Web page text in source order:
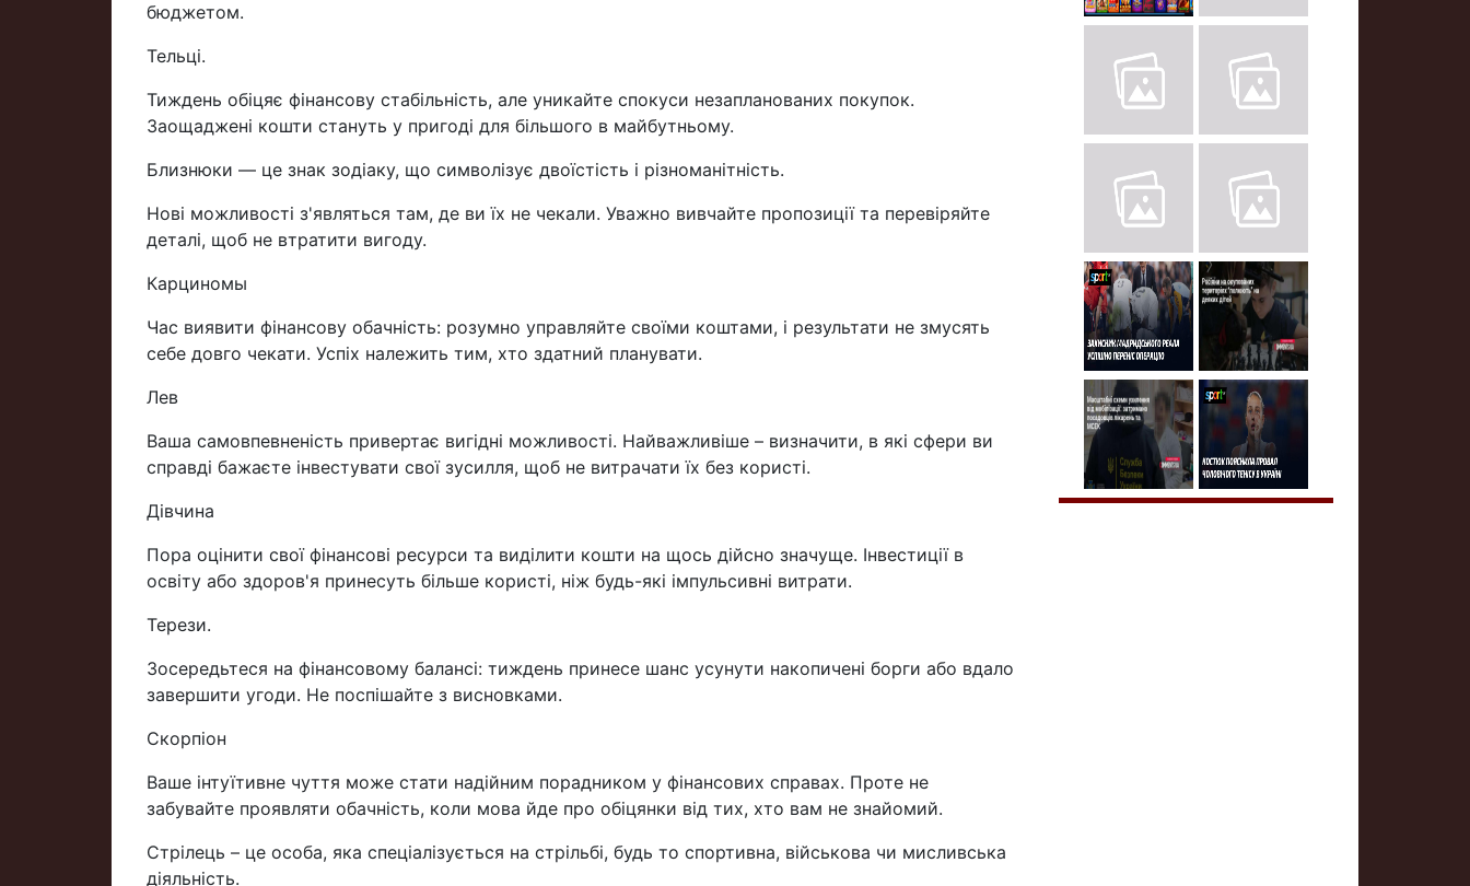
бюджетом.
Тельці.
Тиждень обіцяє фінансову стабільність, але уникайте спокуси незапланованих покупок.
Заощаджені кошти стануть у пригоді для більшого в майбутньому.
Близнюки — це знак зодіаку, що символізує двоїстість і різноманітність.
Нові можливості з'являться там, де ви їх не чекали. Уважно вивчайте пропозиції та перевіряйте
деталі, щоб не втратити вигоду.
Карциномы
Час виявити фінансову обачність: розумно управляйте своїми коштами, і результати не змусять
себе довго чекати. Успіх належить тим, хто здатний планувати.
Лев
Ваша самовпевненість привертає вигідні можливості. Найважливіше – визначити, в які сфери ви
справді бажаєте інвестувати свої зусилля, щоб не витрачати їх без користі.
Дівчина
Пора оцінити свої фінансові ресурси та виділити кошти на щось дійсно значуще. Інвестиції в
освіту або здоров'я принесуть більше користі, ніж будь-які імпульсивні витрати.
Терези.
Зосередьтеся на фінансовому балансі: тиждень принесе шанс усунути накопичені борги або вдало
завершити угоди. Не поспішайте з висновками.
Скорпіон
Ваше інтуїтивне чуття може стати надійним порадником у фінансових справах. Проте не
забувайте проявляти обачність, коли мова йде про обіцянки від тих, хто вам не знайомий.
Стрілець – це особа, яка спеціалізується на стрільбі, будь то спортивна, військова чи мисливська
діяльність.